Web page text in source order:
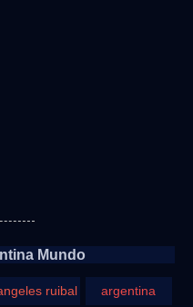
Mundo
ruibal argentina